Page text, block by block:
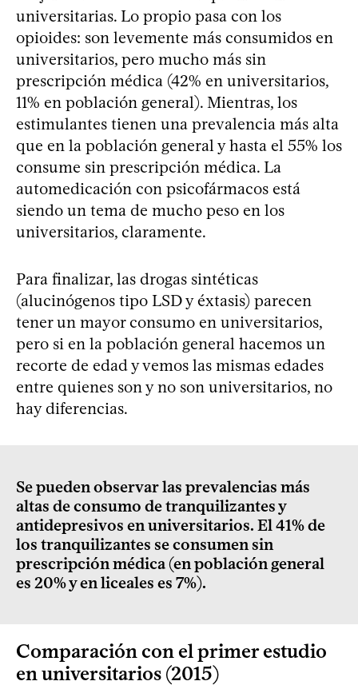
universitarias. Lo propio pasa con los
opioides: son levemente más consumidos en
universitarios, pero mucho más sin
prescripción médica (42% en universitarios,
11% en población general). Mientras, los
estimulantes tienen una prevalencia más alta
que en la población general y hasta el 55% los
consume sin prescripción médica. La
automedicación con psicofármacos está
siendo un tema de mucho peso en los
universitarios, claramente.
Para finalizar, las drogas sintéticas
(alucinógenos tipo LSD y éxtasis) parecen
tener un mayor consumo en universitarios,
pero si en la población general hacemos un
recorte de edad y vemos las mismas edades
entre quienes son y no son universitarios, no
hay diferencias.
Se pueden observar las prevalencias más
altas de consumo de tranquilizantes y
antidepresivos en universitarios. El 41% de
los tranquilizantes se consumen sin
prescripción médica (en población general
es 20% y en liceales es 7%).
Comparación con el primer estudio
en universitarios (2015)